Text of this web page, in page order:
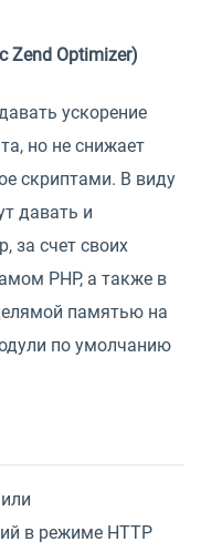
Zend Optimizer)
ускорение
но не снижает
скриптами. В виду
давать и
за счет своих
PHP, а также в
памятью на
по умолчанию
в режиме HTTP